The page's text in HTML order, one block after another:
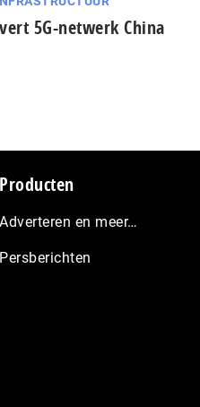
5G-netwerk China
Producten
Adverteren en meer…
Persberichten